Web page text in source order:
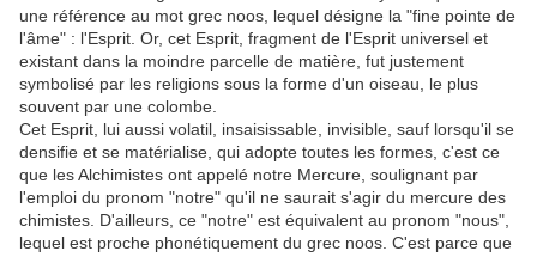
une référence au mot grec noos, lequel désigne la "fine pointe de
l'âme" : l'Esprit. Or, cet Esprit, fragment de l'Esprit universel et
existant dans la moindre parcelle de matière, fut justement
symbolisé par les religions sous la forme d'un oiseau, le plus
souvent par une colombe.
Cet Esprit, lui aussi volatil, insaisissable, invisible, sauf lorsqu'il se
densifie et se matérialise, qui adopte toutes les formes, c'est ce
que les Alchimistes ont appelé notre Mercure, soulignant par
l'emploi du pronom "notre" qu'il ne saurait s'agir du mercure des
chimistes. D'ailleurs, ce "notre" est équivalent au pronom "nous",
lequel est proche phonétiquement du grec noos. C'est parce que